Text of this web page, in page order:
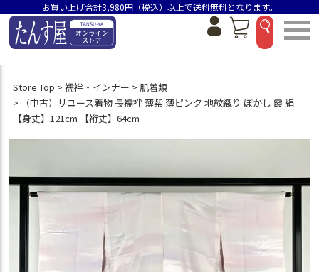
お買い上げ合計3,980円（税込）以上で送料無料となります。
Store Top 襦袢・インナー
肌着類
（中古）リユース着物 長襦袢 薄紫 薄ピンク 地紋織り ぼかし 霞 絹
【身丈】121cm 【裄丈】64cm